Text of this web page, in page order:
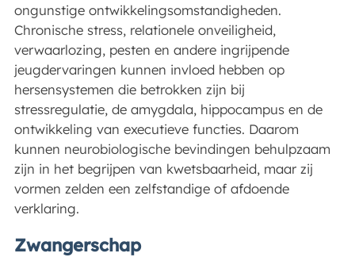
ongunstige ontwikkelingsomstandigheden.
Chronische stress, relationele onveiligheid,
verwaarlozing, pesten en andere ingrijpende
jeugdervaringen kunnen invloed hebben op
hersensystemen die betrokken zijn bij
stressregulatie, de amygdala, hippocampus en de
ontwikkeling van executieve functies. Daarom
kunnen neurobiologische bevindingen behulpzaam
zijn in het begrijpen van kwetsbaarheid, maar zij
vormen zelden een zelfstandige of afdoende
verklaring.
Zwangerschap